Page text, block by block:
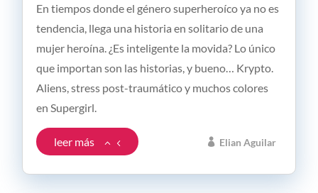
Elian Aguilar
En tiempos donde el género superheroíco ya no es
tendencia, llega una historia en solitario de una
mujer heroína. ¿Es inteligente la movida? Lo único
que importan son las historias, y bueno… Krypto.
Aliens, stress post-traumático y muchos colores
en Supergirl.
leer más